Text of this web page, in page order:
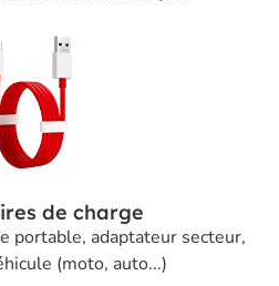
de charge
portable, adaptateur secteur,
(moto, auto...)